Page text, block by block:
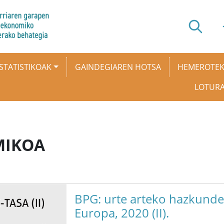
GAINDEGIAREN HOTSA
BPG: urte arteko
Europa, 2020 (II).